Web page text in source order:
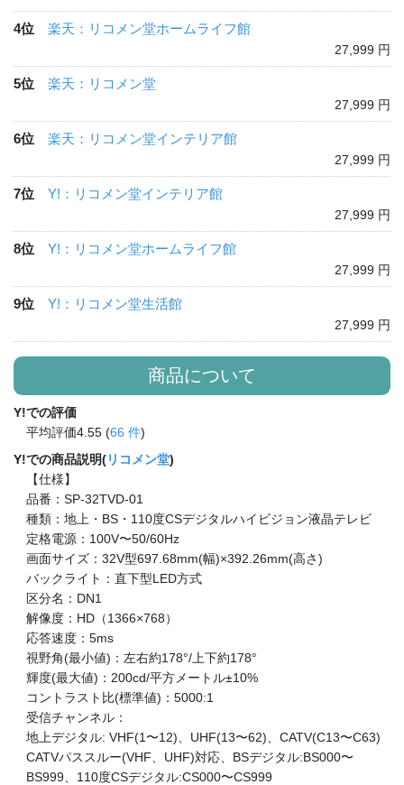
商品について
Y!での評価
平均評価4.55 (66 件)
Y!での商品説明(リコメン堂)
【仕様】
品番：SP-32TVD-01
種類：地上・BS・110度CSデジタルハイビジョン液晶テレビ
定格電源：100V〜50/60Hz
画面サイズ：32V型697.68mm(幅)×392.26mm(高さ)
バックライト：直下型LED方式
区分名：DN1
解像度：HD（1366×768）
応答速度：5ms
視野角(最小値)：左右約178°/上下約178°
輝度(最大値)：200cd/平方メートル±10%
コントラスト比(標準値)：5000:1
受信チャンネル：
地上デジタル: VHF(1〜12)、UHF(13〜62)、CATV(C13〜C63)
CATVパススルー(VHF、UHF)対応、BSデジタル:BS000〜
BS999、110度CSデジタル:CS000〜CS999
4位 楽天：リコメン堂ホームライフ館
27,999 円
5位 楽天：リコメン堂
27,999 円
6位 楽天：リコメン堂インテリア館
27,999 円
7位 Y!：リコメン堂インテリア館
27,999 円
8位 Y!：リコメン堂ホームライフ館
27,999 円
9位 Y!：リコメン堂生活館
27,999 円